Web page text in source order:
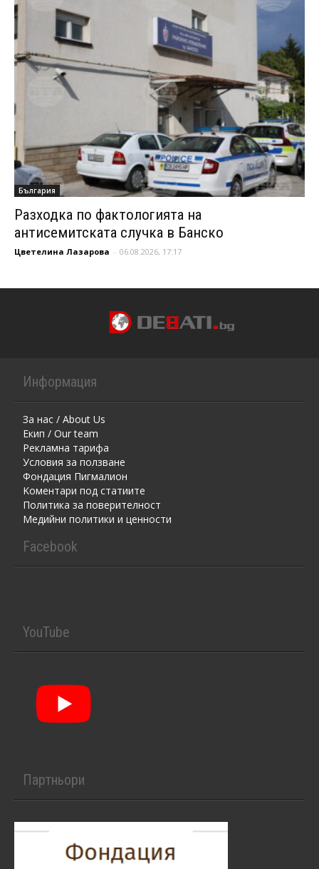
България
Разходка по фактологията на
антисемитската случка в Банско
Цветелина Лазарова - 06.08.2026, 17:17
Информация
За нас / About Us
Екип / Our team
Рекламна тарифа
Условия за ползване
Фондация Пигмалион
Kоментaри под статиите
Политика за поверителност
Медийни политики и ценности
Facebook
YouTube
Партньори